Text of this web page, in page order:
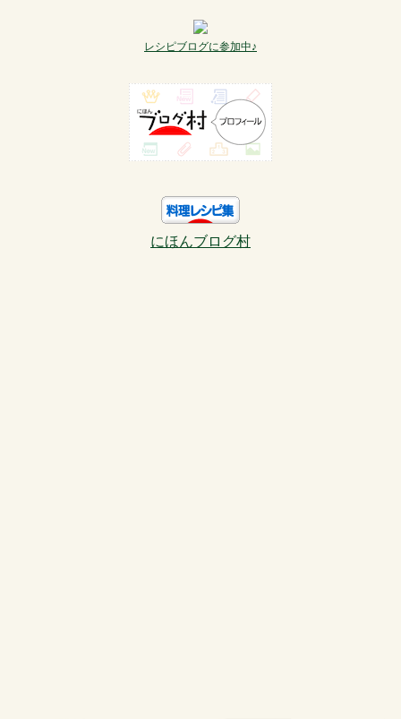
レシピブログに参加中♪
にほんブログ村